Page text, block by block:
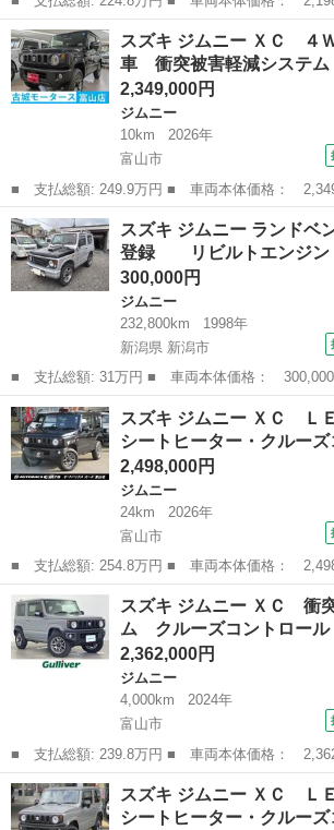
ー名： スズキ ■ 車種名： ジムニー ■ グレ
ィスプレイオーディオナビ付／オートエアコン／
ーナー／...
富山 富山市 ジムニー
スズキ ジムニー ＸＣ ４
車 衝突被害軽減システ
2,349,000円
ジムニー
10km
2026年
富山市
■ 支払総額: 249.9万円 ■ 車両本体価格： 2,349,000 円 ■ メーカ
ー名： スズキ ■ 車種名： ジムニー ■ グレ
ＷＤ 届出済未使用車 衝突被害軽減システム
オートラ...
富山 富山市 ジムニー
スズキ ジムニー ランドベ
登録 リビルトエンジン
300,000円
ジムニー
232,800km
1998年
新潟県 新潟市
■ 支払総額: 31万円 ■ 車両本体価格： 300,000 円 ■ メーカー
名： スズキ ■ 車種名： ジムニー ■ グレー
チャー ２人乗り登録 リビルトエンジン ■
ドア枚...
新潟 新潟市 ジムニー
スズキ ジムニー ＸＣ Ｌ
シートヒーター・クルー
2,498,000円
ジムニー
24km
2026年
富山市
■ 支払総額: 254.8万円 ■ 車両本体価格： 2,498,000 円 ■ メーカ
ー名： スズキ ■ 車種名： ジムニー ■ グレ
ＥＤヘッドライト・シートヒーター・クルーズコ
ルセンサ...
富山 富山市 ジムニー
スズキ ジムニー ＸＣ 衝
ム クルーズコントロー
2,362,000円
ジムニー
4,000km
2024年
富山市
■ 支払総額: 239.8万円 ■ 車両本体価格： 2,362,000 円 ■ メーカ
ー名： スズキ ■ 車種名： ジムニー ■ グレ
突被害軽減システム クルーズコントロール レ
ト コーナ...
富山 富山市 ジムニー
スズキ ジムニー ＸＣ Ｌ
シートヒーター・クルー